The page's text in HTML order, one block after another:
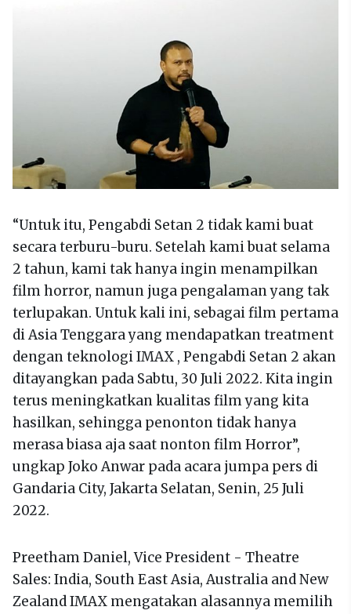
“Untuk itu, Pengabdi Setan 2 tidak kami buat
secara terburu-buru. Setelah kami buat selama
2 tahun, kami tak hanya ingin menampilkan
film horror, namun juga pengalaman yang tak
terlupakan. Untuk kali ini, sebagai film pertama
di Asia Tenggara yang mendapatkan treatment
dengan teknologi IMAX , Pengabdi Setan 2 akan
ditayangkan pada Sabtu, 30 Juli 2022. Kita ingin
terus meningkatkan kualitas film yang kita
hasilkan, sehingga penonton tidak hanya
merasa biasa aja saat nonton film Horror”,
ungkap Joko Anwar pada acara jumpa pers di
Gandaria City, Jakarta Selatan, Senin, 25 Juli
2022.
Preetham Daniel, Vice President - Theatre
Sales: India, South East Asia, Australia and New
Zealand IMAX mengatakan alasannya memilih